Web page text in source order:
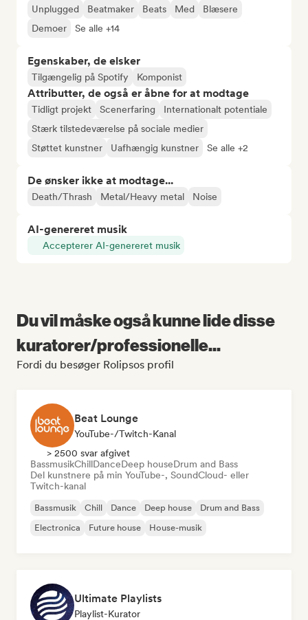
Unplugged Beatmaker Beats Med
Blæsere
Demoer
Se alle +14
Egenskaber, de elsker
Tilgængelig på Spotify Komponist
Attributter, de også er åbne for at modtage
Tidligt projekt Scenerfaring
Internationalt potentiale
Stærk tilstedeværelse på sociale medier
Støttet kunstner
Uafhængig kunstner Se alle +2
De ønsker ikke at modtage...
Death/Thrash Metal/Heavy metal Noise
AI-genereret musik
Accepterer AI-genereret musik
Du vil måske også kunne lide disse
kuratorer/professionelle...
Fordi du besøger Rolipsos profil
Beat Lounge
YouTube-/Twitch-Kanal
> 2500 svar afgivet
BassmusikChillDanceDeep houseDrum and Bass
Del kunstnere på min YouTube-, SoundCloud- eller
Twitch-kanal
Bassmusik Chill Dance Deep house
Drum and Bass
Electronica
Future house House-musik
Ultimate Playlists
Playlist-Kurator